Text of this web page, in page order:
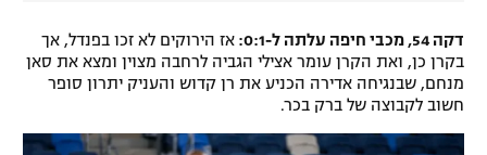
דקה 54, מכבי חיפה עלתה ל-0:1:
אז הירוקים לא זכו בפנדל, אך
בקרן כן, ואת הקרן עומר אצילי הגביה לרחבה מצוין ומצא את סאן
מנחם, שבנגיחה אדירה הכניע את רן קדוש והעניק יתרון סופר
חשוב לקבוצה של ברק בכר.